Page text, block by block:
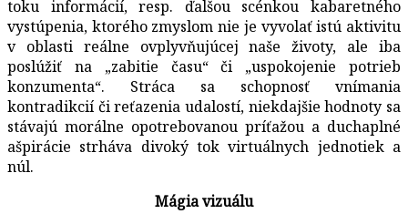
toku informácií, resp. ďalšou scénkou kabaretného
vystúpenia, ktorého zmyslom nie je vyvolať istú aktivitu
v oblasti reálne ovplyvňujúcej naše životy, ale iba
poslúžiť na „zabitie času“ či „uspokojenie potrieb
konzumenta“. Stráca sa schopnosť vnímania
kontradikcií či reťazenia udalostí, niekdajšie hodnoty sa
stávajú morálne opotrebovanou príťažou a duchaplné
ašpirácie strháva divoký tok virtuálnych jednotiek a
núl.
Mágia vizuálu